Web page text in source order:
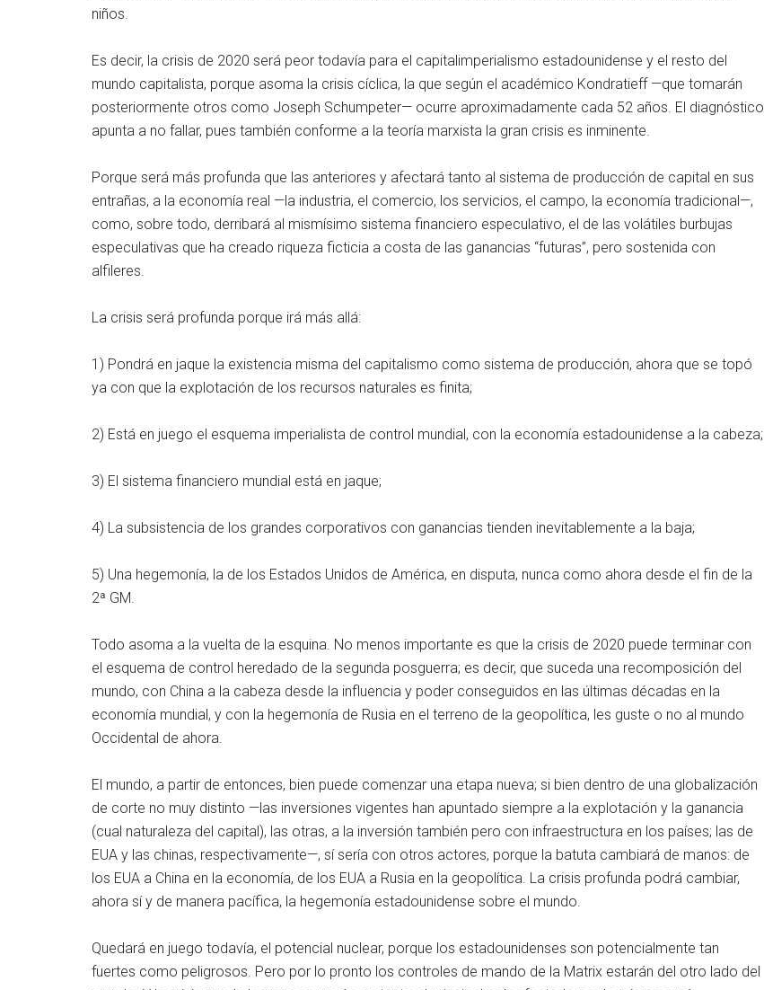
niños.
Es decir, la crisis de 2020 será peor todavía para el capitalimperialismo estadounidense y el resto del
mundo capitalista, porque asoma la crisis cíclica, la que según el académico Kondratieff —que tomarán
posteriormente otros como Joseph Schumpeter— ocurre aproximadamente cada 52 años. El diagnóstico
apunta a no fallar, pues también conforme a la teoría marxista la gran crisis es inminente.
Porque será más profunda que las anteriores y afectará tanto al sistema de producción de capital en sus
entrañas, a la economía real —la industria, el comercio, los servicios, el campo, la economía tradicional—,
como, sobre todo, derribará al mismísimo sistema financiero especulativo, el de las volátiles burbujas
especulativas que ha creado riqueza ficticia a costa de las ganancias “futuras”, pero sostenida con
alfileres.
La crisis será profunda porque irá más allá:
1) Pondrá en jaque la existencia misma del capitalismo como sistema de producción, ahora que se topó
ya con que la explotación de los recursos naturales es finita;
2) Está en juego el esquema imperialista de control mundial, con la economía estadounidense a la cabeza;
3) El sistema financiero mundial está en jaque;
4) La subsistencia de los grandes corporativos con ganancias tienden inevitablemente a la baja;
5) Una hegemonía, la de los Estados Unidos de América, en disputa, nunca como ahora desde el fin de la
2ª GM.
Todo asoma a la vuelta de la esquina. No menos importante es que la crisis de 2020 puede terminar con
el esquema de control heredado de la segunda posguerra; es decir, que suceda una recomposición del
mundo, con China a la cabeza desde la influencia y poder conseguidos en las últimas décadas en la
economía mundial, y con la hegemonía de Rusia en el terreno de la geopolítica, les guste o no al mundo
Occidental de ahora.
El mundo, a partir de entonces, bien puede comenzar una etapa nueva; si bien dentro de una globalización
de corte no muy distinto —las inversiones vigentes han apuntado siempre a la explotación y la ganancia
(cual naturaleza del capital), las otras, a la inversión también pero con infraestructura en los países; las de
EUA y las chinas, respectivamente—, sí sería con otros actores, porque la batuta cambiará de manos: de
los EUA a China en la economía, de los EUA a Rusia en la geopolítica. La crisis profunda podrá cambiar,
ahora sí y de manera pacífica, la hegemonía estadounidense sobre el mundo.
Quedará en juego todavía, el potencial nuclear, porque los estadounidenses son potencialmente tan
fuertes como peligrosos. Pero por lo pronto los controles de mando de la Matrix estarán del otro lado del